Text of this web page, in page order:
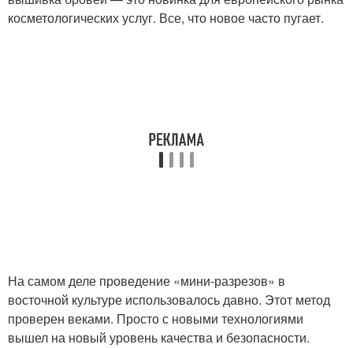
косметологических услуг. Все, что новое часто пугает.
На самом деле проведение «мини-разрезов» в
восточной культуре использовалось давно. Этот метод
проверен веками. Просто с новыми технологиями
вышел на новый уровень качества и безопасности.